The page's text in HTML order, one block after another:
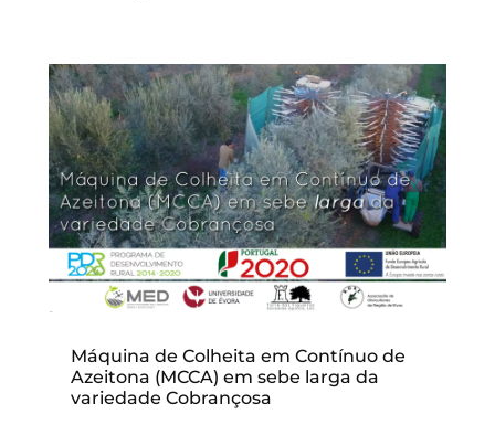
Máquina de Colheita em Contínuo de
Azeitona (MCCA) em sebe larga da
variedade Cobrançosa